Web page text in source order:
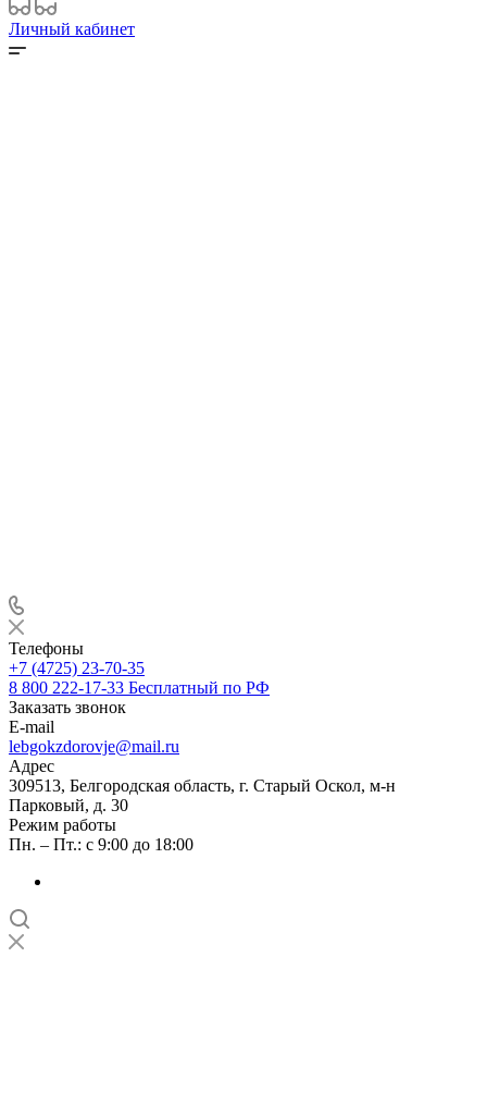
Личный кабинет
Телефоны
+7 (4725) 23-70-35
8 800 222-17-33 Бесплатный по РФ
Заказать звонок
E-mail
lebgokzdorovje@mail.ru
Адрес
309513, Белгородская область, г. Старый Оскол, м-н
Парковый, д. 30
Режим работы
Пн. – Пт.: с 9:00 до 18:00